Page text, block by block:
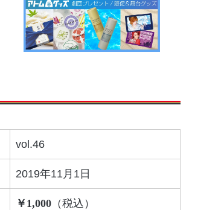
vol.46
2019年11月1日
1,000